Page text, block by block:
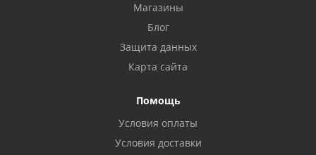
Магазины
Блог
Защита данных
Карта сайта
Помощь
Условия оплаты
Условия доставки